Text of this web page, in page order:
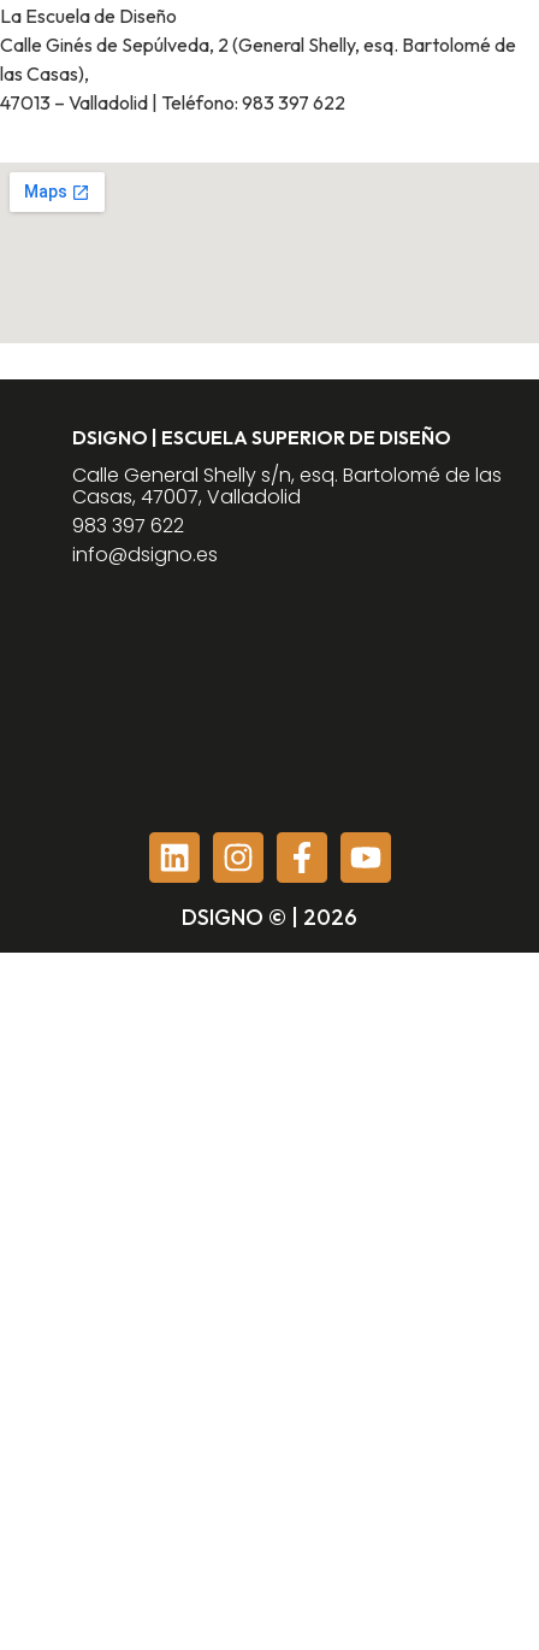
La Escuela de Diseño
Calle Ginés de Sepúlveda, 2 (General Shelly, esq. Bartolomé de
las Casas),
47013 – Valladolid | Teléfono: 983 397 622
DSIGNO | ESCUELA SUPERIOR DE DISEÑO
Calle General Shelly s/n, esq. Bartolomé de las
Casas, 47007, Valladolid
983 397 622
info@dsigno.es
DSIGNO © | 2026